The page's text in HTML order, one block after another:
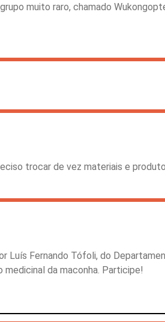
muito raro, chamado
trocar de vez materiais e
Luís Fernando Tófoli, do
da maconha. Participe!